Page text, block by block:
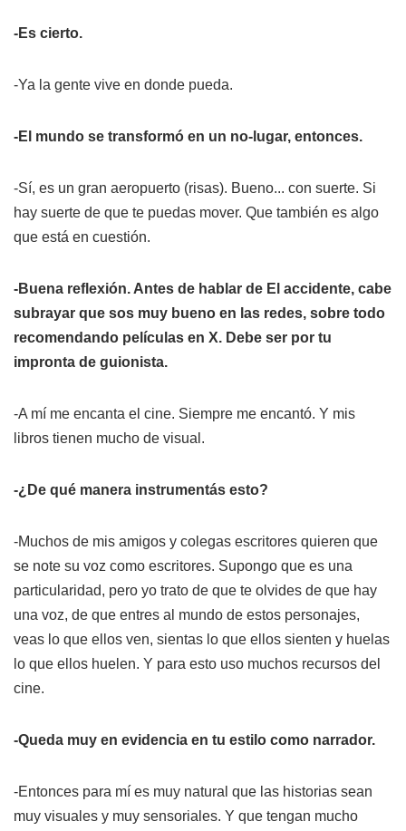
-Es cierto.
-Ya la gente vive en donde pueda.
-El mundo se transformó en un no-lugar, entonces.
-Sí, es un gran aeropuerto (risas). Bueno... con suerte. Si
hay suerte de que te puedas mover. Que también es algo
que está en cuestión.
-Buena reflexión. Antes de hablar de El accidente, cabe
subrayar que sos muy bueno en las redes, sobre todo
recomendando películas en X. Debe ser por tu
impronta de guionista.
-A mí me encanta el cine. Siempre me encantó. Y mis
libros tienen mucho de visual.
-¿De qué manera instrumentás esto?
-Muchos de mis amigos y colegas escritores quieren que
se note su voz como escritores. Supongo que es una
particularidad, pero yo trato de que te olvides de que hay
una voz, de que entres al mundo de estos personajes,
veas lo que ellos ven, sientas lo que ellos sienten y huelas
lo que ellos huelen. Y para esto uso muchos recursos del
cine.
-Queda muy en evidencia en tu estilo como narrador.
-Entonces para mí es muy natural que las historias sean
muy visuales y muy sensoriales. Y que tengan mucho